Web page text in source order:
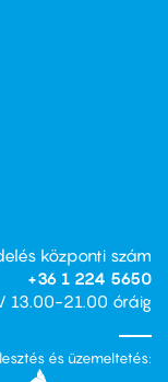
központi szám
+36 1 224 5650
13.00-21.00 óráig
és üzemeltetés: